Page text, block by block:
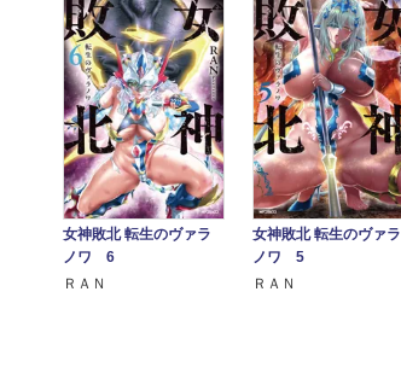
女神敗北 転生のヴァラ
ノワ 6
ＲＡＮ
女神敗北 転生のヴァラ
ノワ 5
ＲＡＮ